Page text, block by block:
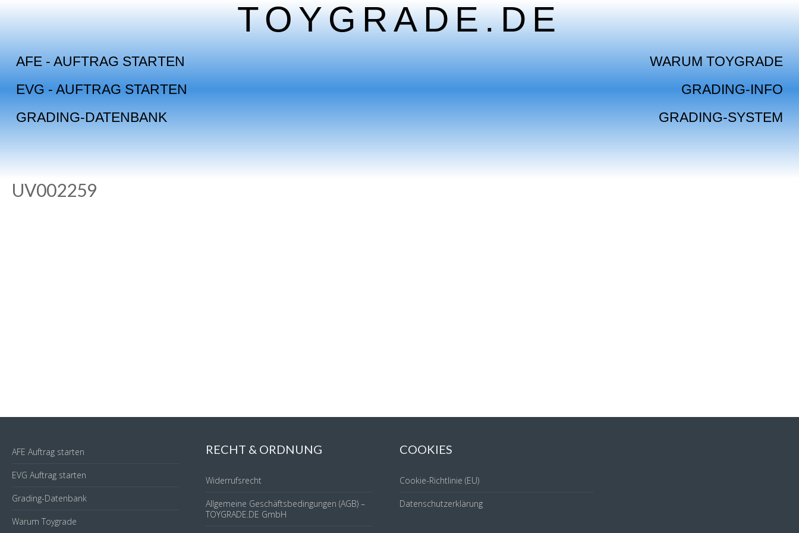
AFE - AUFTRAG STARTEN
EVG - AUFTRAG STARTEN
GRADING-DATENBANK
TOYGRADE.DE
WARUM TOYGRADE
GRADING-INFO
GRADING-SYSTEM
UV002259
AFE Auftrag starten
EVG Auftrag starten
Grading-Datenbank
Warum Toygrade
RECHT & ORDNUNG
Widerrufsrecht
Allgemeine Geschäftsbedingungen (AGB) –
TOYGRADE.DE GmbH
COOKIES
Cookie-Richtlinie (EU)
Datenschutzerklärung